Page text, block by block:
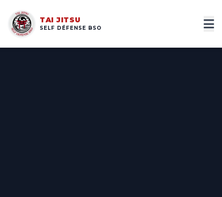
TAI JITSU
SELF DÉFENSE BSO